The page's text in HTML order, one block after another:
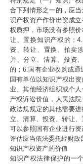
合下列情形之一的，应
识产权资产作价出资成
权质押，市场没有参照
让、置换知识产权的；
资、转让、置换、拍卖
并、分立、清算、投资
的；6.国有企业收购或
国有单位以知识产权出
业、其他经济组织或个
产权诉讼价值，人民法
政法规规定的其他需要
立、清算、投资、转让
可以参照国有企业进行
评估应当依法委托经财政
知识产权资产的价值
知识产权法律保护的一